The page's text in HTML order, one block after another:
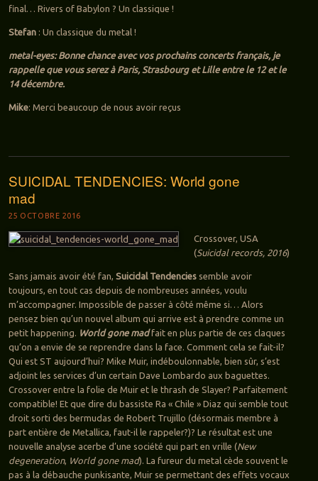
final… Rivers of Babylon ? Un classique !
Stefan : Un classique du metal !
metal-eyes: Bonne chance avec vos prochains concerts français, je
rappelle que vous serez à Paris, Strasbourg et Lille entre le 12 et le
14 décembre.
Mike: Merci beaucoup de nous avoir reçus
SUICIDAL TENDENCIES: World gone
mad
25 OCTOBRE 2016
Crossover, USA
(Suicidal records, 2016)
Sans jamais avoir été fan, Suicidal Tendenciessemble avoir
toujours, en tout cas depuis de nombreuses années, voulu
m’accompagner. Impossible de passer à côté même si… Alors
pensez bien qu’un nouvel album qui arrive est à prendre comme un
petit happening. World gone madfait en plus partie de ces claques
qu’on a envie de se reprendre dans la face. Comment cela se fait-il?
Qui est ST aujourd’hui? Mike Muir, indéboulonnable, bien sûr, s’est
adjoint les services d’un certain Dave Lombardo aux baguettes.
Crossover entre la folie de Muir et le thrash de Slayer? Parfaitement
compatible! Et que dire du bassiste Ra « Chile » Diaz qui semble tout
droit sorti des bermudas de Robert Trujillo (désormais membre à
part entière de Metallica, faut-il le rappeler?)? Le résultat est une
nouvelle analyse acerbe d’une société qui part en vrille (New
degeneration, World gone mad). La fureur du metal cède souvent le
pas à la débauche punkisante, Muir se permettant des effets vocaux